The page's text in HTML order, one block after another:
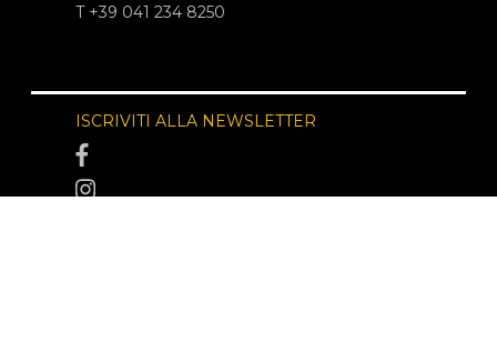
T +39 041 234 8250
ISCRIVITI ALLA NEWSLETTER